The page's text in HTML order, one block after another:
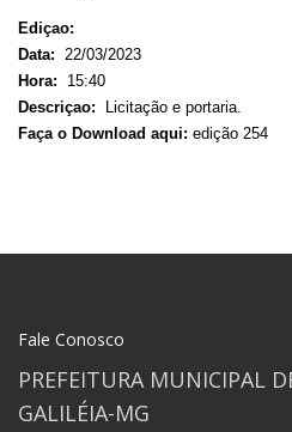
Ediçao:
Data:
22/03/2023
Hora:
15:40
Descriçao:
Licitação e portaria.
Faça o Download aqui: edição 254
Fale Conosco
PREFEITURA MUNICIPAL
GALILÉIA-MG